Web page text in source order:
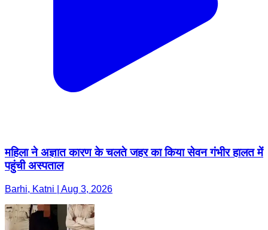
महिला ने अज्ञात कारण के चलते जहर का किया सेवन गंभीर हालत में
पहुंची अस्पताल
Barhi, Katni | Aug 3, 2026